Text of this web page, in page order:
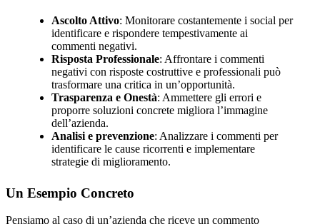
Ascolto Attivo: Monitorare costantemente i social per
identificare e rispondere tempestivamente ai
commenti negativi.
Risposta Professionale: Affrontare i commenti
negativi con risposte costruttive e professionali può
trasformare una critica in un’opportunità.
Trasparenza e Onestà: Ammettere gli errori e
proporre soluzioni concrete migliora l’immagine
dell’azienda.
Analisi e prevenzione: Analizzare i commenti per
identificare le cause ricorrenti e implementare
strategie di miglioramento.
Un Esempio Concreto
Pensiamo al caso di un’azienda che riceve un commento